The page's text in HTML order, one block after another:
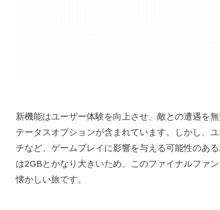
新機能はユーザー体験を向上させ、敵との遭遇を
テータスオプションが含まれています。しかし、
チなど、ゲームプレイに影響を与える可能性のあ
は2GBとかなり大きいため、このファイナルファ
懐かしい旅です。